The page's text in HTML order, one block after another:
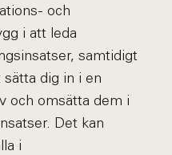
och
i att leda
samtidigt
dig in i en
och omsätta dem i
Det kan
i